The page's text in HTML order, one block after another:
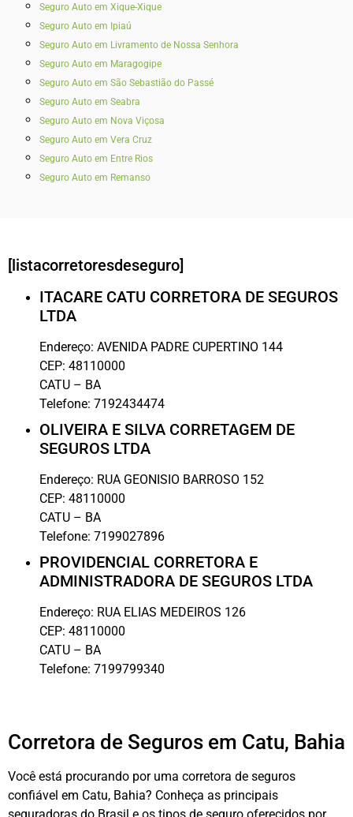
Seguro Auto em Xique-Xique
Seguro Auto em Ipiaú
Seguro Auto em Livramento de Nossa Senhora
Seguro Auto em Maragogipe
Seguro Auto em São Sebastião do Passé
Seguro Auto em Seabra
Seguro Auto em Nova Viçosa
Seguro Auto em Vera Cruz
Seguro Auto em Entre Rios
Seguro Auto em Remanso
[listacorretoresdeseguro]
ITACARE CATU CORRETORA DE SEGUROS
LTDA
Endereço: AVENIDA PADRE CUPERTINO 144
CEP: 48110000
CATU – BA
Telefone: 7192434474
OLIVEIRA E SILVA CORRETAGEM DE
SEGUROS LTDA
Endereço: RUA GEONISIO BARROSO 152
CEP: 48110000
CATU – BA
Telefone: 7199027896
PROVIDENCIAL CORRETORA E
ADMINISTRADORA DE SEGUROS LTDA
Endereço: RUA ELIAS MEDEIROS 126
CEP: 48110000
CATU – BA
Telefone: 7199799340
Corretora de Seguros em Catu, Bahia
Você está procurando por uma corretora de seguros
confiável em Catu, Bahia? Conheça as principais